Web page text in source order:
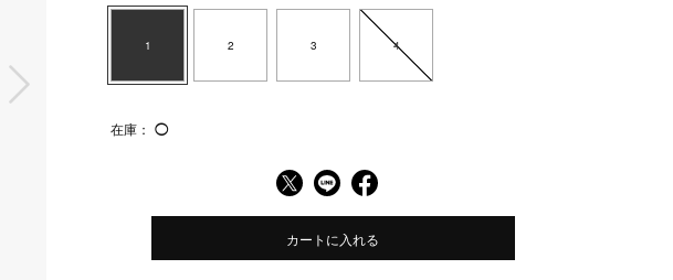
1 2 3 4
在庫： ◯
カートに入れる